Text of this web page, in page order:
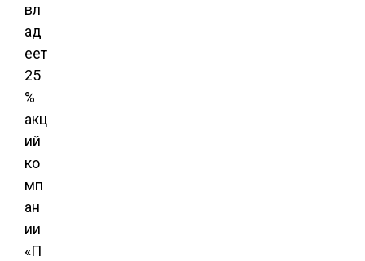
вл
ад
еет
25
%
акц
ий
ко
мп
ан
ии
«П